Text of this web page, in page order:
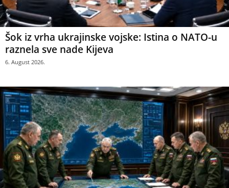
Šok iz vrha ukrajinske vojske: Istina o NATO-u
raznela sve nade Kijeva
6. August 2026.